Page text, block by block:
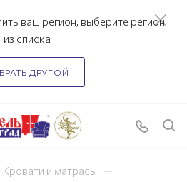
ваш регион, выберите регион
из списка
ДРУГОЙ
Кровати и матрасы —